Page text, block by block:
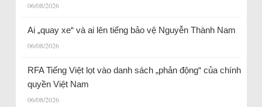
06/08/2026
Ai „quay xe“ và ai lên tiếng bảo vệ Nguyễn Thành Nam
06/08/2026
RFA Tiếng Việt lọt vào danh sách „phản động“ của chính
quyền Việt Nam
06/08/2026